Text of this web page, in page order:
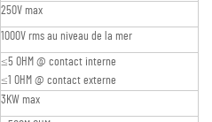
250V max
1000V rms au niveau de la mer
≤5 OHM @ contact interne
≤1 OHM @ contact externe
3KW max